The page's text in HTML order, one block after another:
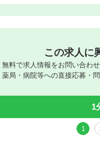
この求人に
無料で求人情報をお問い合わせ
薬局・病院等への直接応募・
1
1